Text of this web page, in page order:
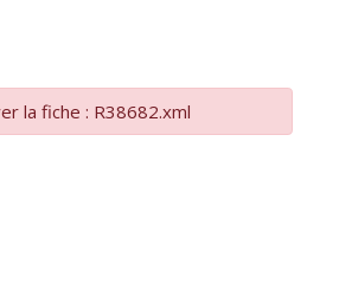
la fiche : R38682.xml